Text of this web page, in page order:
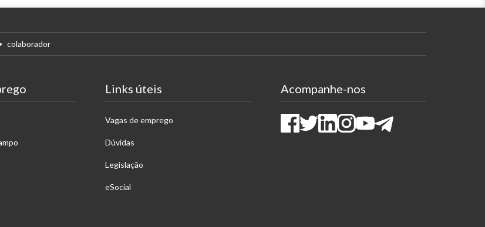
colaborador
Links úteis
Vagas de emprego
Dúvidas
Legislação
eSocial
Acompanhe-nos
Facebook
TwitterLinkedIn
Instagram
YoutubeTelegram